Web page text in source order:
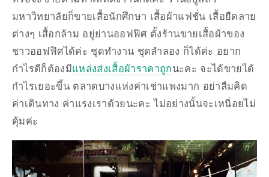
มหาวิทยาลัยก็ขายเสื้อนักศึกษา เสื้อผ้าแฟชั่น เสื้อยืดลาย
ต่างๆ เสื้อกล้าม อยู่ย่านออฟฟิศ ตั้งร้านขายเสื้อผ้าของ
ชาวออฟฟิศได้ค่ะ ชุดทำงาน ชุดลำลอง ก็ได้ค่ะ อยาก
กำไรดีก็ต้องมีแหล่งส่งเสื้อผ้าราคาถูกนะคะ จะได้ขายได้
กำไรเยอะขึ้น ตลาดบางแห่งค่าเช่าแพงมาก อย่าลืมคิด
ค่าเดินทาง ค่าแรงเราด้วยนะคะ ไม่อย่างนั้นจะเหนื่อยไม่
คุ้มค่ะ